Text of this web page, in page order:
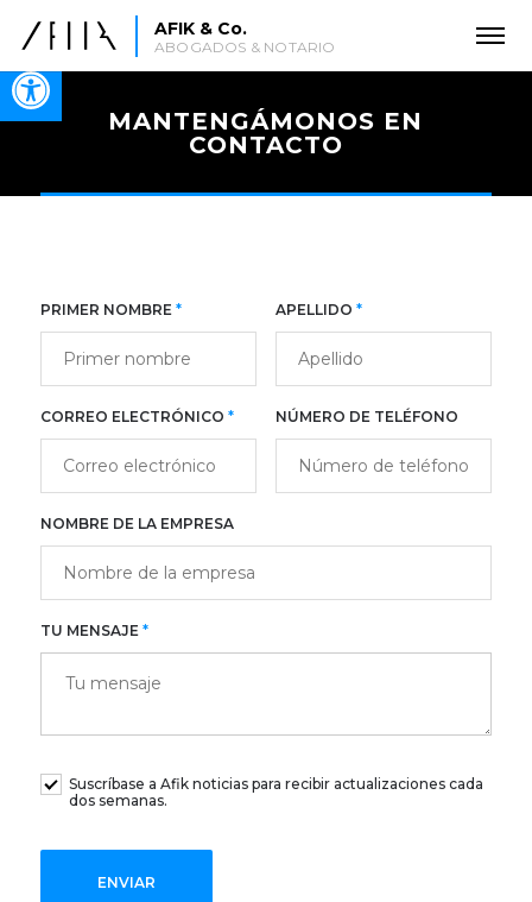
Open toolbar
AFIK & Co.
ABOGADOS & NOTARIO
MANTENGÁMONOS EN
CONTACTO
PRIMER NOMBRE * APELLIDO *
CORREO ELECTRÓNICO * NÚMERO DE TELÉFONO
NOMBRE DE LA EMPRESA
TU MENSAJE *
Suscríbase a Afik noticias para recibir actualizaciones cada
dos semanas.
ENVIAR